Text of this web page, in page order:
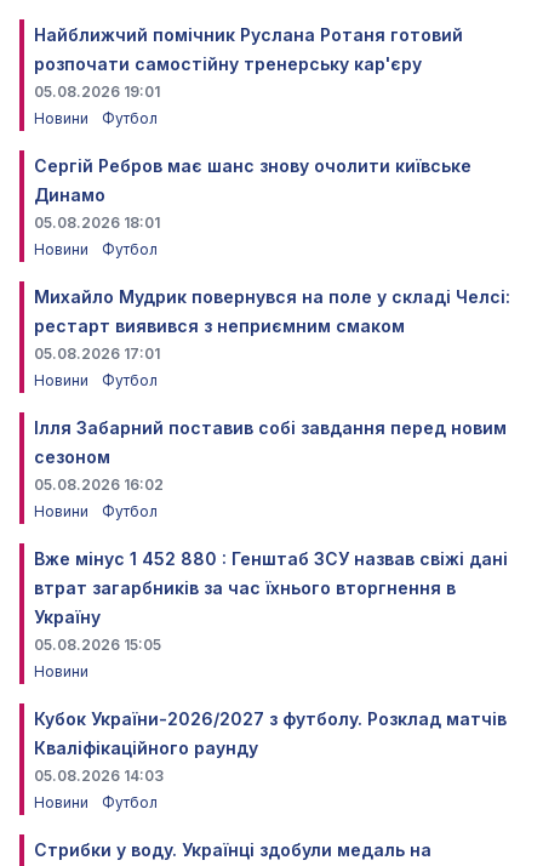
Найближчий помічник Руслана Ротаня готовий
розпочати самостійну тренерську кар'єру
05.08.2026 19:01
Новини
Футбол
Сергій Ребров має шанс знову очолити київське
Динамо
05.08.2026 18:01
Новини
Футбол
Михайло Мудрик повернувся на поле у складі Челсі:
рестарт виявився з неприємним смаком
05.08.2026 17:01
Новини
Футбол
Ілля Забарний поставив собі завдання перед новим
сезоном
05.08.2026 16:02
Новини
Футбол
Вже мінус 1 452 880 : Генштаб ЗСУ назвав свіжі дані
втрат загарбників за час їхнього вторгнення в
Україну
05.08.2026 15:05
Новини
Кубок України-2026/2027 з футболу. Розклад матчів
Кваліфікаційного раунду
05.08.2026 14:03
Новини
Футбол
Стрибки у воду. Українці здобули медаль на